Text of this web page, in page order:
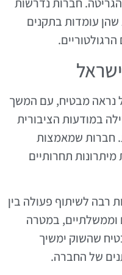
חברות נדרשות
עומדות בתקנים
נראה מבטיח, עם המשך
במודעות הציבורית
חברות שמאמצות
תחרותיים
רבה לשיתוף פעולה בין
וממשלתיים, במטרה
שהשוק ימשיך
של החברה.